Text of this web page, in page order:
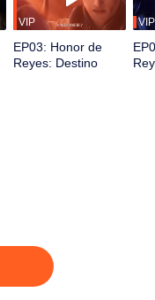
VIP
EP03: Honor de
Reyes: Destino
VIP